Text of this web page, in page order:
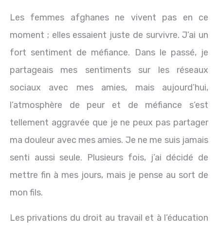
Les femmes afghanes ne vivent pas en ce
moment ; elles essaient juste de survivre. J’ai un
fort sentiment de méfiance. Dans le passé, je
partageais mes sentiments sur les réseaux
sociaux avec mes amies, mais aujourd’hui,
l’atmosphère de peur et de méfiance s’est
tellement aggravée que je ne peux pas partager
ma douleur avec mes amies. Je ne me suis jamais
senti aussi seule. Plusieurs fois, j’ai décidé de
mettre fin à mes jours, mais je pense au sort de
mon fils.
Les privations du droit au travail et à l’éducation